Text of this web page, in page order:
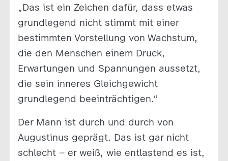
„Das ist ein Zeichen dafür, dass etwas
grundlegend nicht stimmt mit einer
bestimmten Vorstellung von Wachstum,
die den Menschen einem Druck,
Erwartungen und Spannungen aussetzt,
die sein inneres Gleichgewicht
grundlegend beeinträchtigen.“
Der Mann ist durch und durch von
Augustinus geprägt. Das ist gar nicht
schlecht – er weiß, wie entlastend es ist,